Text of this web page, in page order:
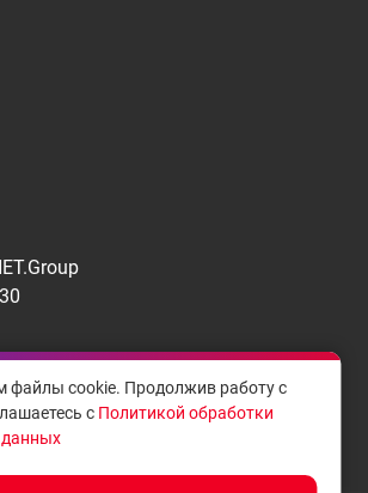
файлы cookie. Продолжив работу с
с Политикой обработки